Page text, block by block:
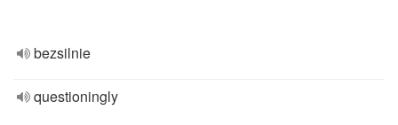
bezsilnie
questioningly